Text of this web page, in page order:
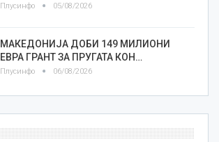
Плусинфо 05/08/2026
МАКЕДОНИЈА ДОБИ 149 МИЛИОНИ
ЕВРА ГРАНТ ЗА ПРУГАТА КОН…
Плусинфо 06/08/2026